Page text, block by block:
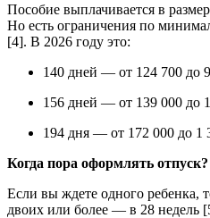
Пособие выплачивается в
Но есть ограничения по
[4]. В 2026 году это:
140 дней — от 124 700 до
156 дней — от 139 000 до
194 дня — от 172 000 до 1
Когда пора оформлять отпуск?
Если вы ждете одного ребенка,
двоих или более — в 28 недель